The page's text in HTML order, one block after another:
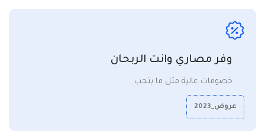
وفر مصاري وانت الربحان
خصومات عالية مثل ما بتحب
عروض_2023